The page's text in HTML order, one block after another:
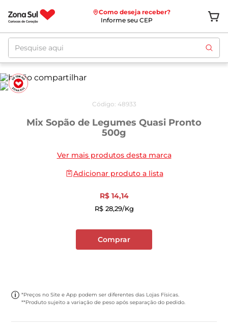
Como deseja receber?
Informe seu CEP
Pesquise aqui
Código: 48933
Mix Sopão de Legumes Quasi Pronto
500g
Ver mais produtos desta marca
Adicionar produto a lista
R$ 14,14
R$ 28,29/kg
Comprar
*Preços no Site e App podem ser diferentes das Lojas Físicas.
**Produto sujeito a variação de peso após separação do pedido.